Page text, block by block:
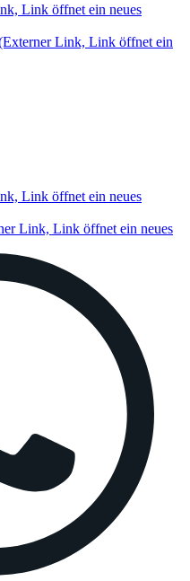
Link öffnet ein neues
Link, Link öffnet ein
Link öffnet ein neues
Link, Link öffnet ein neues